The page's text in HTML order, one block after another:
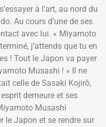
à l’art, au nord du
Au cours d’une de ses
avec lui. « Miyamoto
j’attends que tu en
! Tout le Japon va payer
Musashi ! » Il ne
celle de Sasaki Kojirō,
demeure et ses
Musashi
le Japon et se rendre sur